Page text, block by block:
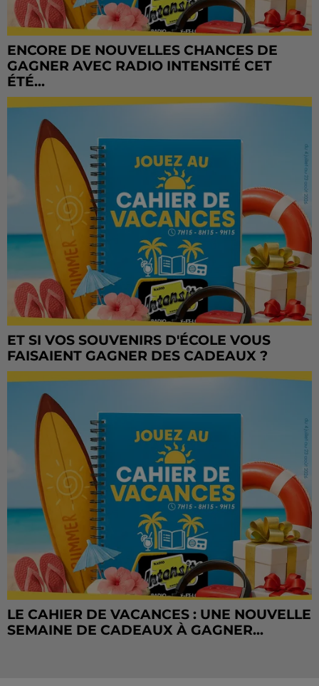
ENCORE DE NOUVELLES CHANCES DE
GAGNER AVEC RADIO INTENSITÉ CET
ÉTÉ...
ET SI VOS SOUVENIRS D'ÉCOLE VOUS
FAISAIENT GAGNER DES CADEAUX ?
LE CAHIER DE VACANCES : UNE NOUVELLE
SEMAINE DE CADEAUX À GAGNER...